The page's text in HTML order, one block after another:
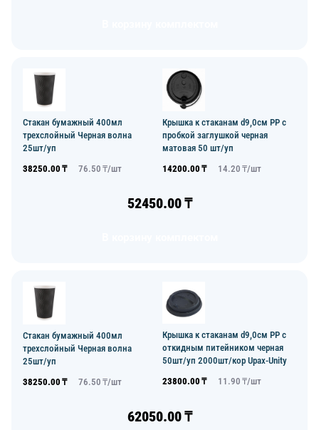
Стакан бумажный 400мл
трехслойный Черная волна
25шт/уп
38250.00 ₸ 76.50 ₸/шт
Крышка к стаканам d9,0см PP с
пробкой заглушкой черная
матовая 50 шт/уп
14200.00 ₸ 14.20 ₸/шт
52450.00₸
Стакан бумажный 400мл
трехслойный Черная волна
25шт/уп
38250.00 ₸ 76.50 ₸/шт
Крышка к стаканам d9,0см PP с
откидным питейником черная
50шт/уп 2000шт/кор Upax-Unity
23800.00 ₸ 11.90 ₸/шт
62050.00₸